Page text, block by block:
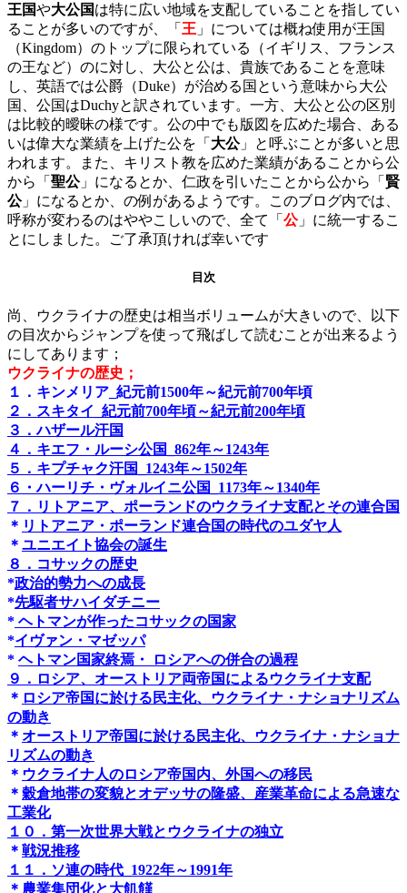
王国や大公国は特に広い地域を支配していることを指してい
ることが多いのですが、「 王 」については概ね使用が王国
（Kingdom）のトップに限られている（イギリス、フランス
の王など）のに対し、大公と公は、貴族であることを意味
し、英語では公爵（Duke）が治める国という意味から大公
国、公国はDuchyと訳されています。一方、大公と公の区別
は比較的曖昧の様です。公の中でも版図を広めた場合、ある
いは偉大な業績を上げた公を「 大公」と呼ぶことが多いと思
われます。また、キリスト教を広めた業績があることから公
から「 聖公」になるとか、仁政を引いたことから公から「 賢
公」になるとか、の例があるようです。このブログ内では、
呼称が変わるのはややこしいので、全て「 公」に統一するこ
とにしました。ご了承頂ければ幸いです
目次
尚、ウクライナの歴史は相当ボリュームが大きいので、以下
の目次からジャンプを使って飛ばして読むことが出来るよう
にしてあります；
ウクライナの歴史；
１．キンメリア_紀元前1500年～紀元前700年頃
２．スキタイ_紀元前700年頃～紀元前200年頃
３．ハザール汗国
４．キエフ・ルーシ公国_862年～1243年
５．キプチャク汗国_1243年～1502年
６・ハーリチ・ヴォルイニ公国_1173年～1340年
７．リトアニア、ポーランドのウクライナ支配とその連合国
＊ リトアニア・ポーランド連合国の時代のユダヤ人
＊ ユニエイト協会の誕生
８．コサックの歴史
*政治的勢力への成長
*先駆者サハイダチニー
* ヘトマンが作ったコサックの国家
*イヴァン・マゼッパ
* ヘトマン国家終焉・ ロシアへの併合の過程
９．ロシア、オーストリア両帝国によるウクライナ支配
＊ ロシア帝国に於ける民主化、ウクライナ・ナショナリズム
の動き
＊ オーストリア帝国に於ける民主化、ウクライナ・ナショナ
リズムの動き
＊ ウクライナ人のロシア帝国内、外国への移民
＊ 穀倉地帯の変貌とオデッサの隆盛、産業革命による急速な
工業化
１０．第一次世界大戦とウクライナの独立
＊ 戦況推移
１１．ソ連の時代_1922年～1991年
＊ 農業集団化と大飢饉